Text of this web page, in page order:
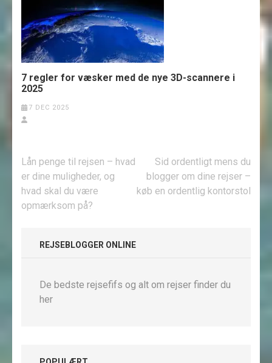
7 regler for væsker med de nye 3D-scannere i
2025
7 DEC 2025
Indlægsnavigation
Lån penge til rejsen – hvad
er dine muligheder, og
hvad skal du være
opmærksom på?
Sid ordentligt mens du
blogger om dine rejser –
køb en ordentlig kontorstol
REJSEBLOGGER ONLINE
De bedste rejsefifs og alt om rejser finder du
her